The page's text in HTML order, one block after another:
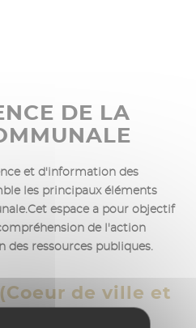
DE LA
et d'information des
les principaux éléments
espace a pour objectif
de l'action
ressources publiques.
de ville et